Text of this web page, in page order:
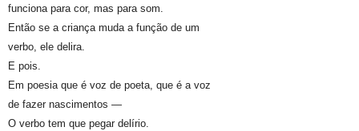
funciona para cor, mas para som.
Então se a criança muda a função de um
verbo, ele delira.
E pois.
Em poesia que é voz de poeta, que é a voz
de fazer nascimentos —
O verbo tem que pegar delírio.